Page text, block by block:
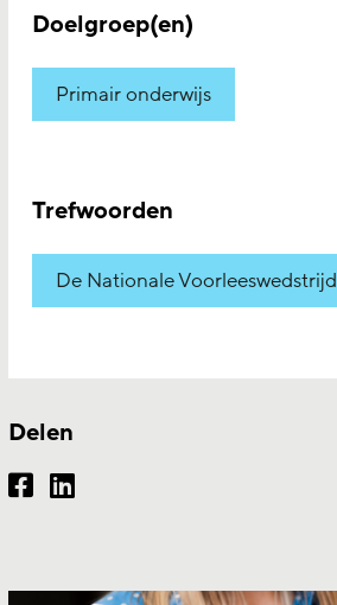
Doelgroep(en)
Primair onderwijs
Trefwoorden
De Nationale Voorleeswedstrijd
Delen